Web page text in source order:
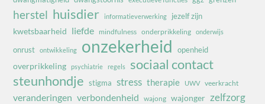
herstel huisdier informatieverwerking jezelf zijn
kwetsbaarheid liefde mindfulness onderprikkeling onderwijs
onrust ontwikkeling onzekerheid openheid
overprikkeling psychiatrie regels
sociaal contact
steunhondje stigma stress therapie UWV veerkracht
veranderingen verbondenheid wajong wajonger zelfzorg